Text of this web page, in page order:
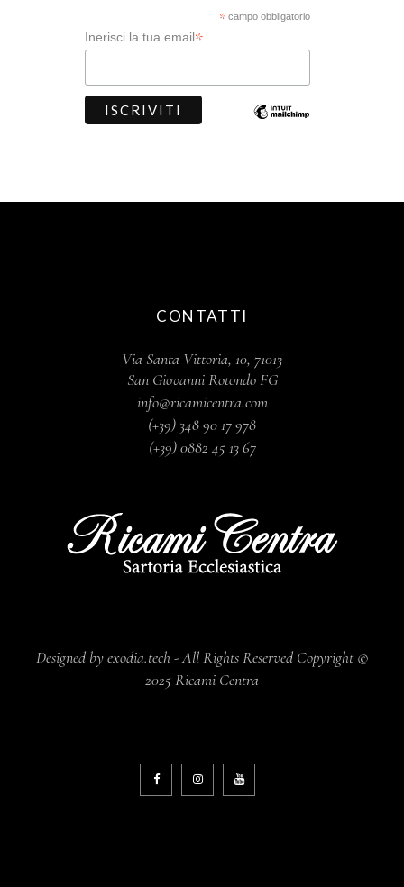
*campo obbligatorio
Inerisci la tua email*
CONTATTI
Via Santa Vittoria, 10, 71013
San Giovanni Rotondo FG
info@ricamicentra.com
(+39) 348 90 17 978
(+39) 0882 45 13 67
Designed by exodia.tech - All Rights Reserved Copyright ©
2025 Ricami Centra